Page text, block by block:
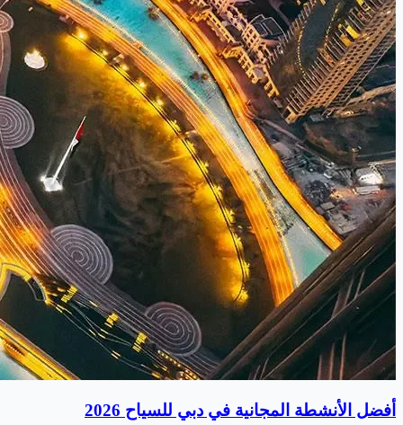
أفضل الأنشطة المجانية في دبي للسياح 2026